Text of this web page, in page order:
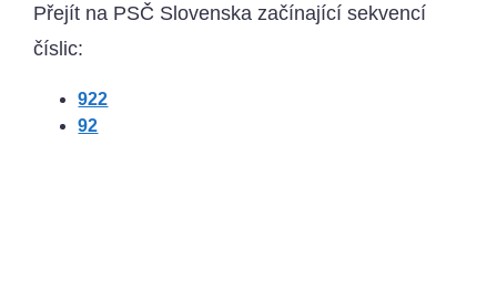
Přejít na PSČ Slovenska začínající sekvencí
číslic:
922
92